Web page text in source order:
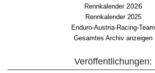
Rennkalender2026
Rennkalender 2025
Enduro-Austria-Racing-Team
Gesamtes Archiv anzeigen
Veröffentlichungen: